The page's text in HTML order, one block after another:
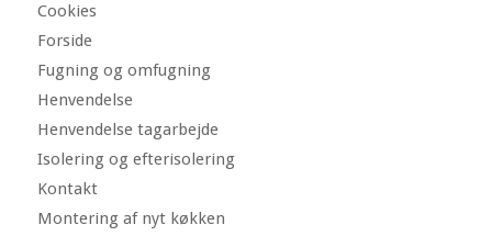
Cookies
Forside
Fugning og omfugning
Henvendelse
Henvendelse tagarbejde
Isolering og efterisolering
Kontakt
Montering af nyt køkken